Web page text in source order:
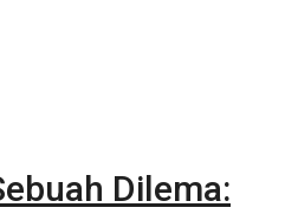
Dilema: